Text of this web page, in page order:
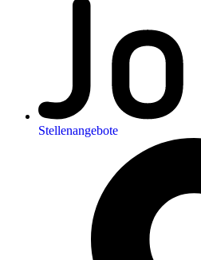
Stellenangebote